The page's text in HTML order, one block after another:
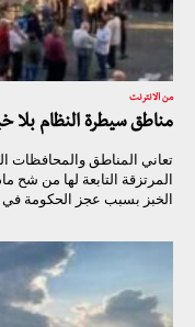
من الانترنت
مناطق سيطرة النظام بلا
تعاني المناطق والمحافظات
المرتزقة التابعة لها من
الخبز بسبب عجز الحكومة